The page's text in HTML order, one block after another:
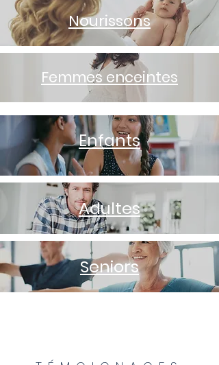
Nourissons
Femmes enceintes
Enfants
Adultes
Seniors